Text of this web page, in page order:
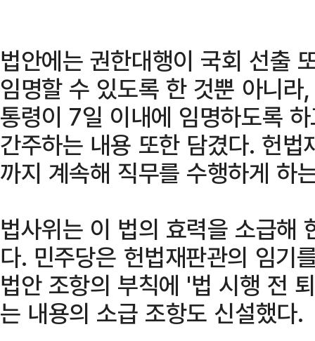
법안에는 권한대행이 국회 선출
임명할 수 있도록 한 것뿐 아니
통령이 7일 이내에 임명하도록
간주하는 내용 또한 담겼다. 헌
까지 계속해 직무를 수행하게 하
법사위는 이 법의 효력을 소급해
다. 민주당은 헌법재판관의 임기
법안 조항의 부칙에 '법 시행 전
는 내용의 소급 조항도 신설했다.